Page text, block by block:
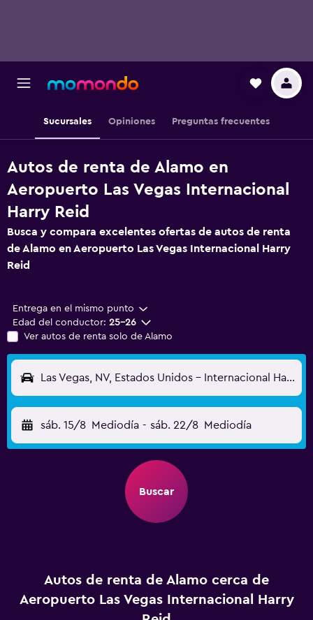
Sucursales Opiniones Preguntas frecuentes
Autos de renta de Alamo en
Aeropuerto Las Vegas Internacional
Harry Reid
Busca y compara excelentes ofertas de autos de renta
de Alamo en Aeropuerto Las Vegas Internacional Harry
Reid
Entrega en el mismo punto
Edad del conductor: 25-26
Ver autos de renta solo de Alamo
Las Vegas, NV, Estados Unidos - Internacional Harry Reid (LAS)
sáb. 15/8 Mediodía - sáb. 22/8 Mediodía
Buscar
Autos de renta de Alamo cerca de
Aeropuerto Las Vegas Internacional Harry